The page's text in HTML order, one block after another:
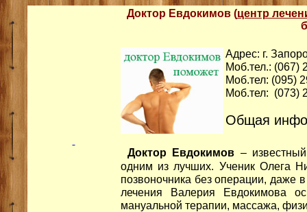
Доктор Евдокимов (центр
Адрес: г.
Моб.тел.: (067)
Моб.тел: (095)
Моб.тел: (073)
Общая
Доктор Евдокимов –
одним из лучших. Ученик Олега
позвоночника без операции, даже
лечения Валерия Евдокимова
мануальной терапии, массажа,